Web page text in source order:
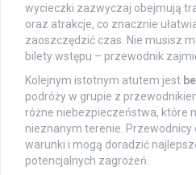
wycieczki zazwyczaj obejmują
oraz atrakcje, co znacznie
zaoszczędzić czas. Nie musisz
bilety wstępu – przewodnik
Kolejnym istotnym atutem jest
podróży w grupie z
różne niebezpieczeństwa, które
nieznanym terenie. Przewodnicy
warunki i mogą doradzić
potencjalnych zagrożeń.